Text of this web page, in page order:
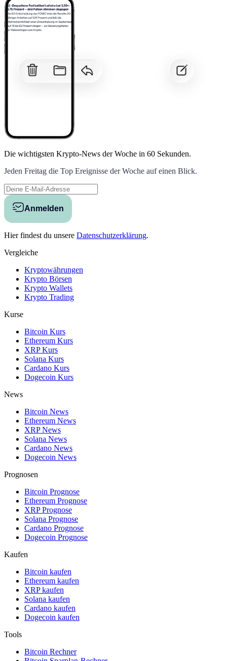
Die wichtigsten Krypto-News der Woche in 60 Sekunden.
Jeden Freitag die Top Ereignisse der Woche auf einen Blick.
Anmelden
Hier findest du unsere Datenschutzerklärung.
Vergleiche
Kryptowährungen
Krypto Börsen
Krypto Wallets
Krypto Trading
Kurse
Bitcoin Kurs
Ethereum Kurs
XRP Kurs
Solana Kurs
Cardano Kurs
Dogecoin Kurs
News
Bitcoin News
Ethereum News
XRP News
Solana News
Cardano News
Dogecoin News
Prognosen
Bitcoin Prognose
Ethereum Prognose
XRP Prognose
Solana Prognose
Cardano Prognose
Dogecoin Prognose
Kaufen
Bitcoin kaufen
Ethereum kaufen
XRP kaufen
Solana kaufen
Cardano kaufen
Dogecoin kaufen
Tools
Bitcoin Rechner